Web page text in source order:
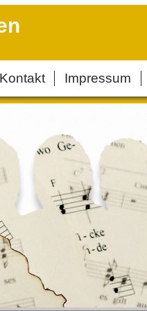
Impressum